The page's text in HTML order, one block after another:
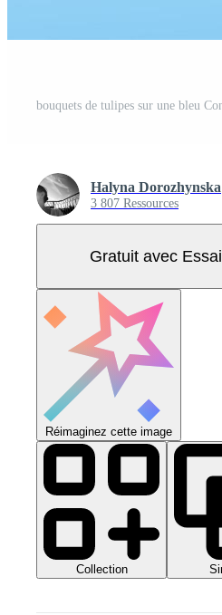
Halyna Dorozhynska
3 807 Ressources
Gratuit avec Essai
Réimaginez cette image
Collection